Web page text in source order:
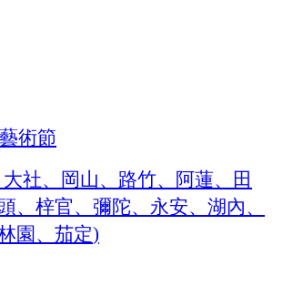
術節
社、岡山、路竹、阿蓮、田
、梓官、彌陀、永安、湖內、
園、茄定)